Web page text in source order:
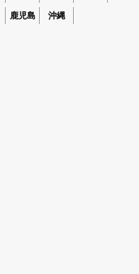
鹿児島 沖縄